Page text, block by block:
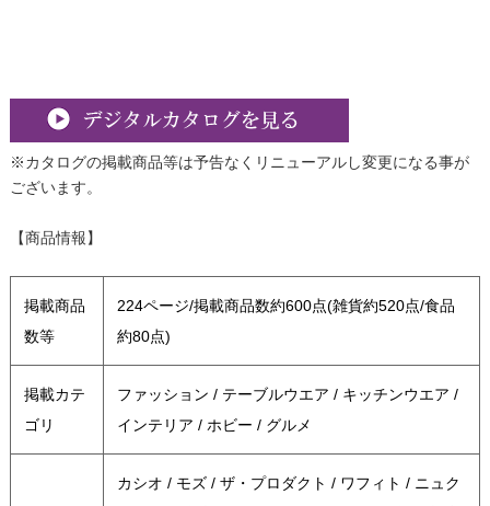
※カタログの掲載商品等は予告なくリニューアルし変更になる事が
ございます。
【商品情報】
掲載商品
数等
224ページ/掲載商品数約600点(雑貨約520点/食品
約80点)
掲載カテ
ゴリ
ファッション / テーブルウエア / キッチンウエア /
インテリア / ホビー / グルメ
カシオ / モズ / ザ・プロダクト / ワフィト / ニュク